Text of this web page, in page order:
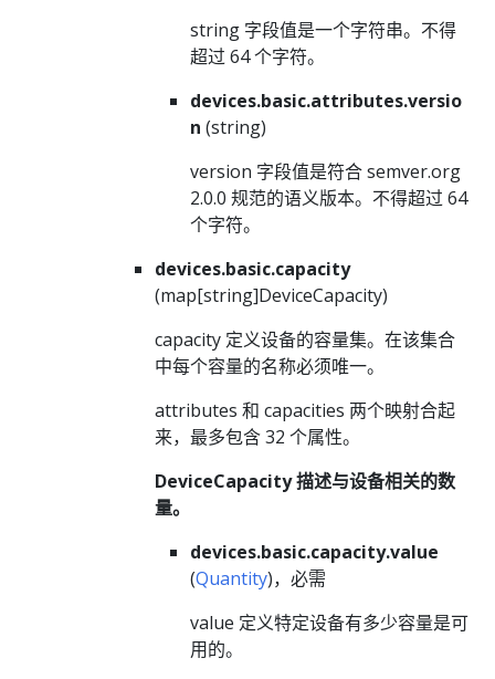
string 字段值是一个字符串。不得
超过 64 个字符。
devices.basic.attributes.versio
n (string)
version 字段值是符合 semver.org
2.0.0 规范的语义版本。不得超过 64
个字符。
devices.basic.capacity
(map[string]DeviceCapacity)
capacity 定义设备的容量集。在该集合
中每个容量的名称必须唯一。
attributes 和 capacities 两个映射合起
来，最多包含 32 个属性。
DeviceCapacity 描述与设备相关的数
量。
devices.basic.capacity.value
(Quantity)，必需
value 定义特定设备有多少容量是可
用的。